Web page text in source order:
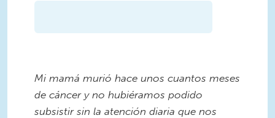
Mi mamá murió hace unos cuantos meses
de cáncer y no hubiéramos podido
subsistir sin la atención diaria que nos